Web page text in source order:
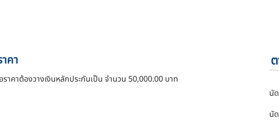
คา
ราคาต้องวางเงินหลักประกันเป็น จำนวน 50,000.00 บาท
นั
นั